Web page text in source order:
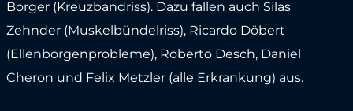
Borger (Kreuzbandriss). Dazu fallen auch Silas
Zehnder (Muskelbündelriss), Ricardo Döbert
(Ellenborgenprobleme), Roberto Desch, Daniel
Cheron und Felix Metzler (alle Erkrankung) aus.